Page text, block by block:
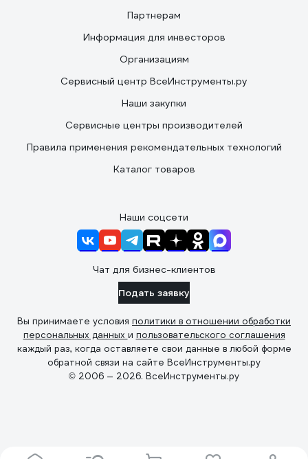
Партнерам
Информация для инвесторов
Организациям
Сервисный центр ВсеИнструменты.ру
Наши закупки
Сервисные центры производителей
Правила применения рекомендательных технологий
Каталог товаров
Наши соцсети
Чат для бизнес-клиентов
Подать заявку
Вы принимаете условия политики в отношении обработки
персональных данных и пользовательского соглашения
каждый раз, когда оставляете свои данные в любой форме
обратной связи на сайте ВсеИнструменты.ру
© 2006 — 2026. ВсеИнструменты.ру